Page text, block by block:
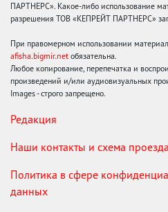
ПАРТНЕРС». Какое-либо использование
разрешения ТОВ «КЕПРЕЙТ ПАРТНЕРС»
При правомерном использовании
afisha.bigmir.net обязательна.
Любое копирование, перепечатка и
произведений и/или аудиовизуальных
Images - строго запрещено.
Редакция
Наши контакты и схема проезда
Политика в сфере
данных